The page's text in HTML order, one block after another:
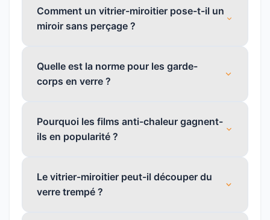
Comment un vitrier-miroitier pose-t-il un
miroir sans perçage ?
Quelle est la norme pour les garde-
corps en verre ?
Pourquoi les films anti-chaleur gagnent-
ils en popularité ?
Le vitrier-miroitier peut-il découper du
verre trempé ?